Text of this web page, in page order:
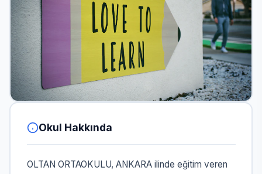
Okul Hakkında
OLTAN ORTAOKULU, ANKARA ilinde eğitim veren